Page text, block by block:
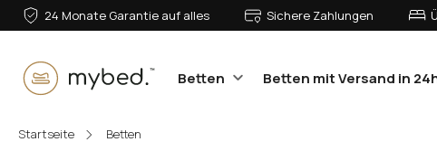
24 Monate Garantie auf alles Sichere Zahlungen
Betten Betten mit Versand in
Startseite Betten